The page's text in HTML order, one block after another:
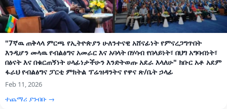
"7ኛዉ ጠቅላላ ምርጫ የኢትዮጵያን ሁለንተናዊ አሸናፊነት የምናረጋግጥበት
እንዲሆን መላዉ የብልፅግና አመራር እና አባላት በሃሳብ የበላይነት፣ በህግ አግባብነት፣
በፅናት እና በቁርጠኝነት ሀላፊነታችሁን እንድትወጡ አደራ እላለሁ" ክቡር አቶ አደም
ፋራህ የብልፅግና ፓርቲ ምክትል ፕሬዝዳንትና የዋና ጽ/ቤት ኃላፊ
Feb 11, 2026
ተጨማሪ ያንብቡ →